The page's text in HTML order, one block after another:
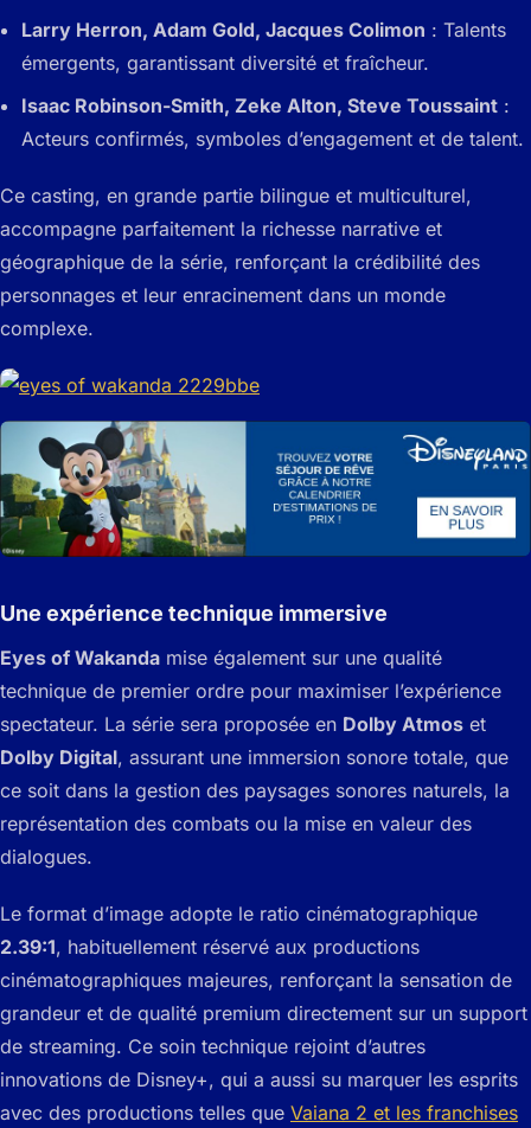
Larry Herron, Adam Gold, Jacques Colimon : Talents
émergents, garantissant diversité et fraîcheur.
Isaac Robinson-Smith, Zeke Alton, Steve Toussaint :
Acteurs confirmés, symboles d’engagement et de talent.
Ce casting, en grande partie bilingue et multiculturel,
accompagne parfaitement la richesse narrative et
géographique de la série, renforçant la crédibilité des
personnages et leur enracinement dans un monde
complexe.
Une expérience technique immersive
Eyes of Wakanda mise également sur une qualité
technique de premier ordre pour maximiser l’expérience
spectateur. La série sera proposée en Dolby Atmos et
Dolby Digital, assurant une immersion sonore totale, que
ce soit dans la gestion des paysages sonores naturels, la
représentation des combats ou la mise en valeur des
dialogues.
Le format d’image adopte le ratio cinématographique
2.39:1, habituellement réservé aux productions
cinématographiques majeures, renforçant la sensation de
grandeur et de qualité premium directement sur un support
de streaming. Ce soin technique rejoint d’autres
innovations de Disney+, qui a aussi su marquer les esprits
avec des productions telles que Vaiana 2 et les franchises